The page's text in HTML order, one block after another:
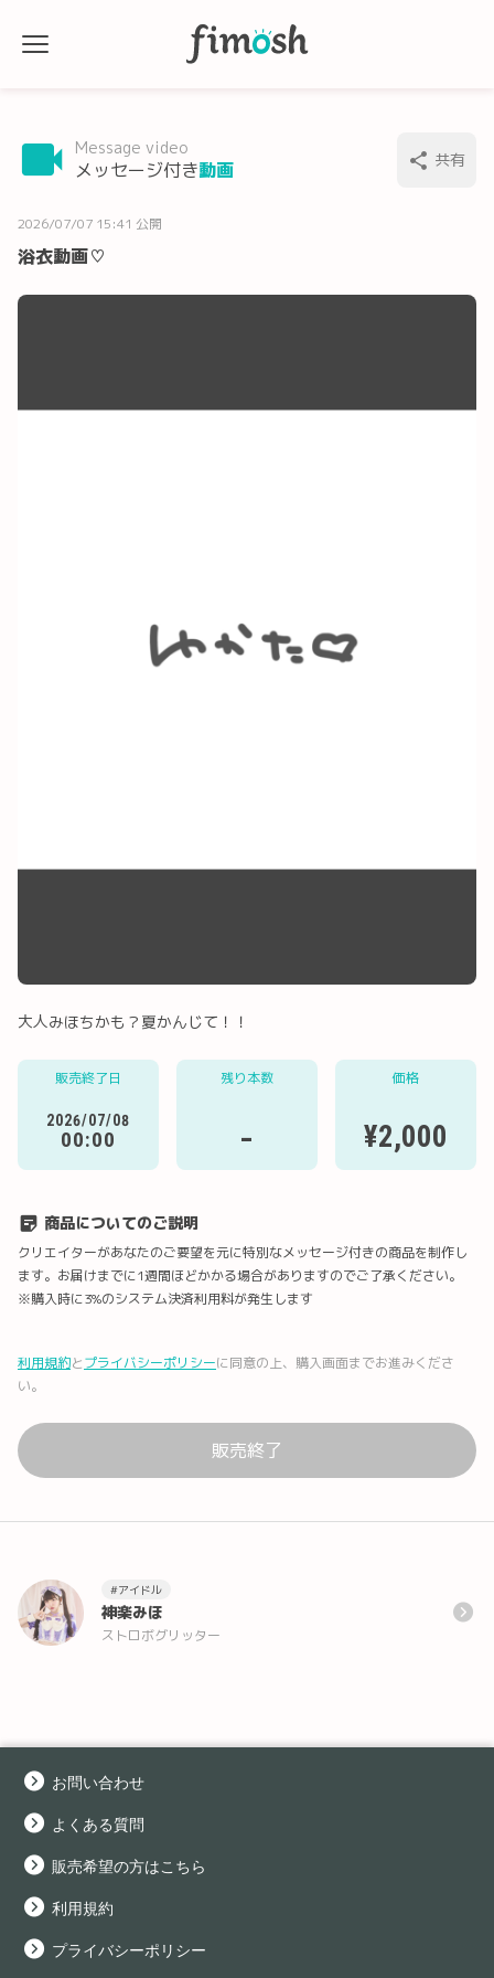
Message video
メッセージ付き動画 共有
2026/07/07 15:41 公開
浴衣動画♡
大人みほちかも？夏かんじて！！
販売終了日
2026/07/08
00:00
残り本数
-
価格
¥2,000
商品についてのご説明
クリエイターがあなたのご要望を元に特別なメッセージ付きの商品を制作し
ます。お届けまでに1週間ほどかかる場合がありますのでご了承ください。
※購入時に3%のシステム決済利用料が発生します
利用規約とプライバシーポリシーに同意の上、購入画面までお進みくださ
い。
販売終了
#アイドル
神楽みほ
ストロボグリッター
お問い合わせ
よくある質問
販売希望の方はこちら
利用規約
プライバシーポリシー
Twitter LINE Facebook
URLコピー